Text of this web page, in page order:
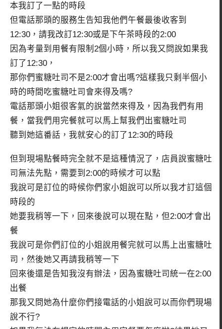
本我訂了一點的時段
但電話那頭的服務生告知我他們午餐最後收客到
12:30，請我改訂12:30或是下午茶時段的2:00
因為考量到用餐有限制2個小時，所以我又問說如果我
訂了12:30，
那你們蜜糖吐司不是2:00才會出嗎?這樣我只剩半個小
時的時間吃蜜糖吐司會來得及嗎?
電話那頭小姐很客氣的說當然來得及，因為我們有用
餐，當我們用完餐就可以馬上幫我們出蜜糖吐司
聽到她這番話，我就安心的訂了12:30的時段
但到現場點餐時完全就不是這種情況了，店員說蜜糖吐
司無法先點，需要到2:00的時候才可以點
我說可是訂位的時候你們家小姐說可以所以我才訂這個
時段的
她要我稍等一下，回來後說可以現在點，但2:00才會出
餐
我說可是你們訂位的小姐說用餐完就可以馬上出蜜糖吐
司，然後她又再請我稍等一下
回來後還是告知我沒有辦法，因為蜜糖吐司統一在2:00
出餐
那我又問她為什麼你們接電話的小姐說可以而你們現場
說不行?